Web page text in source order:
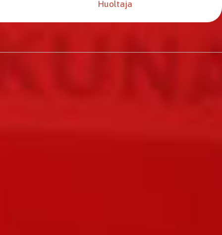
​​​​​​​Huoltaja